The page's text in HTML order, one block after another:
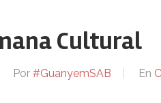
Cultural
Por #GuanyemSAB En